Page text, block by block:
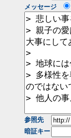
メッセージ
参照先
暗証キー